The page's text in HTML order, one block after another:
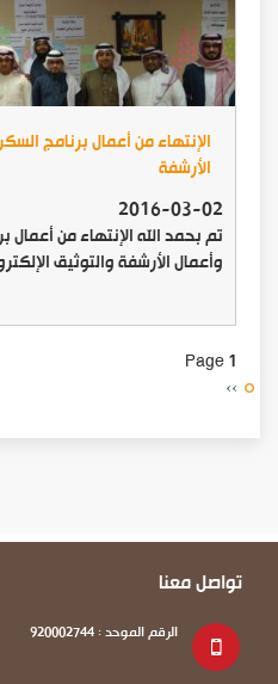
الإنتهاء من أعمال برنامج
الأرشفة
2016-03-02
تم بحمد الله الإنتهاء من أعمال
وأعمال الأرشفة والتوثيق
Page 1
Next
››
تواصل معنا
الرقم الموحد : 920002744